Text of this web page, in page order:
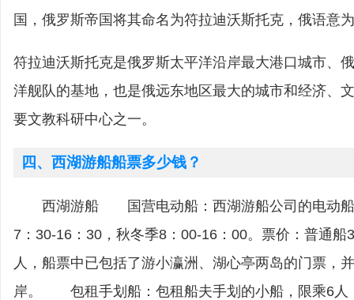
国，俄罗斯帝国将其命名为符拉迪沃斯托克，俄语意
符拉迪沃斯托克是俄罗斯太平洋沿岸最大港口城市、
洋舰队的基地，也是俄远东地区最大的城市和经济、
要文教科研中心之一。
四、西湖游船船票多少钱？
西湖游船 国营电动船：西湖游船公司的电动船
7：30-16：30，秋冬季8：00-16：00。票价：普通船
人，船票中已包括了游小瀛洲、湖心亭两岛的门票，
岸。 包租手划船：包租船夫手划的小船，限乘6人